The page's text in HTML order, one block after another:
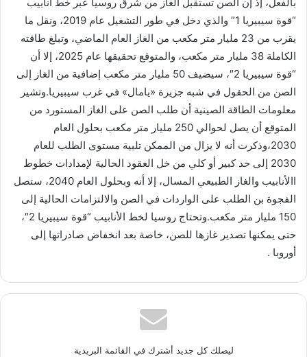
بالفعل، إذ إن الصن تستقبل الغاز من شرق روسيا عبر خط أنابيب
“قوة سيبيريا 1” والذي دخل في طور التشغيل عام 2019، ونقل ما
يقرب من 23 مليار متر مكعب من الغاز العام الماضي، وتبلغ طاقته
الكاملة 38 مليار متر مكعب، والمتوقع تحقيقها عام 2025، إلا أن
“قوة سيبيريا 2″، سيضيف 50 مليار متر مكعب إضافية من الغاز إلى
الصن من الحقول في شبه جزيرة «يامال» في غرب سيبيريا.وتشير
معلومات الطاقة الصينية أن طلب الصن على الغاز المستورد من
المتوقع أن يصل لحوالي 250 مليار متر مكعب بحلول العام
2030،وذكرت أنه لا يزال من الممكن تلبية مستوى الطلب للعام
2030 إلى حد كبير أو كلي من خل العقود الحالية لإمدادات خطوط
االأنابيب والغاز الطبيعي المسال، إلا أنه وبحلول العام 2040، ستصل
الفجوة بن الطلب على الواردات في الصن والالتزامات الحالية إلى
150 مليار متر مكعب.وتحتاج روسيا لخط الأنابيب “قوة سيبيريا 2″،
حتى يمكنها تصدير غازها للصن، خاصة بعد انخفاض صادراتها إلى
أوروبا .
ليصلك كل جديد أشترك في القائمة البريدية